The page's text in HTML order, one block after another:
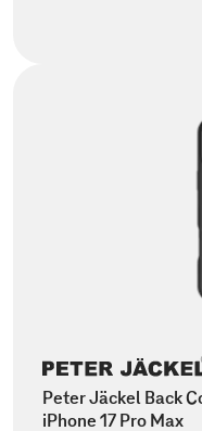
Peter Jäckel Back
iPhone 17 Pro Max